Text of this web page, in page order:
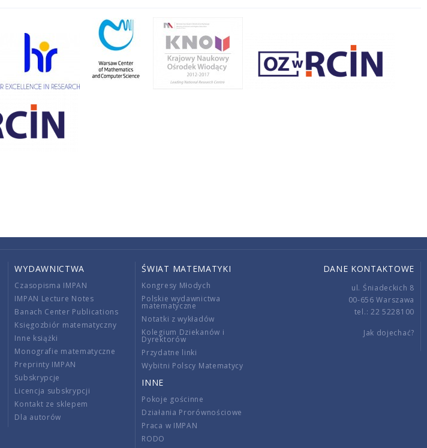
WYDAWNICTWA
Czasopisma IMPAN
IMPAN Lecture Notes
Banach Center Publications
Księgozbiór matematyczny
Inne książki
Monografie matematyczne
Preprinty IMPAN
Subskrypcje
Licencja subskrypcji
Kontakt ze sklepem
Dla autorów
ŚWIAT MATEMATYKI
Kongresy Młodych
Polskie wydawnictwa
matematyczne
Notatki z wykładów
Kolegium Dziekanów i
Dyrektorów
Przydatne linki
Wybitni Polscy Matematycy
INNE
Pokoje gościnne
Działania Prorównościowe
Praca w IMPAN
RODO
DANE KONTAKTOWE
ul. Śniadeckich 8
00-656 Warszawa
tel.: 22 5228100
Jak dojechać?